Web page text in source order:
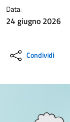
Data:
24 giugno 2026
Condividi